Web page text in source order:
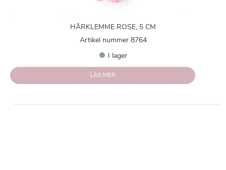
HÅRKLEMME ROSE, 5 CM
Artikel nummer 8764
I lager
LÄS MER